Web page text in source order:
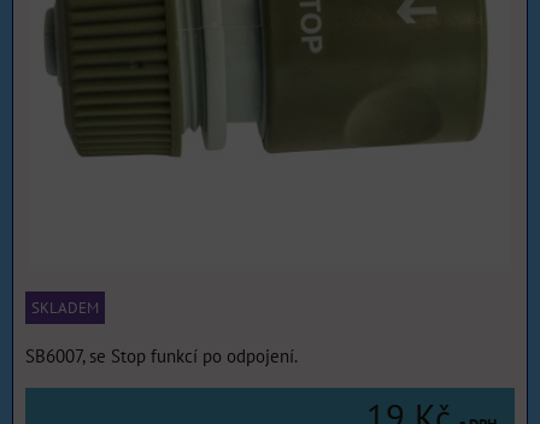
SKLADEM
SB6007, se Stop funkcí po odpojení.